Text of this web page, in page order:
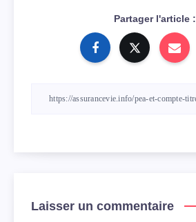
Partager l'article :
Laisser un commentaire